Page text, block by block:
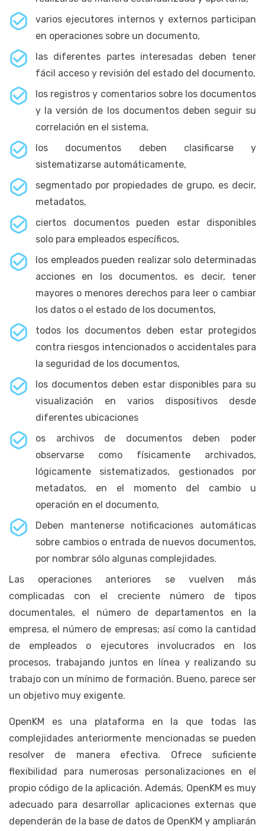
varios ejecutores internos y externos participan
en operaciones sobre un documento,
las diferentes partes interesadas deben tener
fácil acceso y revisión del estado del documento,
los registros y comentarios sobre los documentos
y la versión de los documentos deben seguir su
correlación en el sistema,
los documentos deben clasificarse y
sistematizarse automáticamente,
segmentado por propiedades de grupo, es decir,
metadatos,
ciertos documentos pueden estar disponibles
solo para empleados específicos,
los empleados pueden realizar solo determinadas
acciones en los documentos, es decir, tener
mayores o menores derechos para leer o cambiar
los datos o el estado de los documentos,
todos los documentos deben estar protegidos
contra riesgos intencionados o accidentales para
la seguridad de los documentos,
los documentos deben estar disponibles para su
visualización en varios dispositivos desde
diferentes ubicaciones
os archivos de documentos deben poder
observarse como físicamente archivados,
lógicamente sistematizados, gestionados por
metadatos, en el momento del cambio u
operación en el documento,
Deben mantenerse notificaciones automáticas
sobre cambios o entrada de nuevos documentos,
por nombrar sólo algunas complejidades.
Las operaciones anteriores se vuelven más
complicadas con el creciente número de tipos
documentales, el número de departamentos en la
empresa, el número de empresas; así como la cantidad
de empleados o ejecutores involucrados en los
procesos, trabajando juntos en línea y realizando su
trabajo con un mínimo de formación. Bueno, parece ser
un objetivo muy exigente.
OpenKM es una plataforma en la que todas las
complejidades anteriormente mencionadas se pueden
resolver de manera efectiva. Ofrece suficiente
flexibilidad para numerosas personalizaciones en el
propio código de la aplicación. Además, OpenKM es muy
adecuado para desarrollar aplicaciones externas que
dependerán de la base de datos de OpenKM y ampliarán